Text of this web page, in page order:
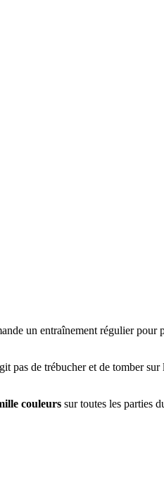
un entraînement régulier pour
pas de trébucher et de tomber
couleurs sur toutes les parties